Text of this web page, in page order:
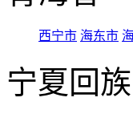
西宁市 海东市
宁夏回